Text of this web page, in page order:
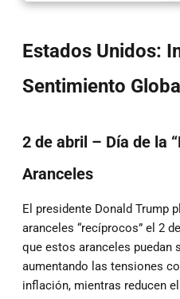
Estados Unidos:
Sentimiento
2 de abril – Día de la
Aranceles
El presidente Donald Trump
aranceles “recíprocos” el 2
que estos aranceles puedan
aumentando las tensiones
inflación, mientras reducen